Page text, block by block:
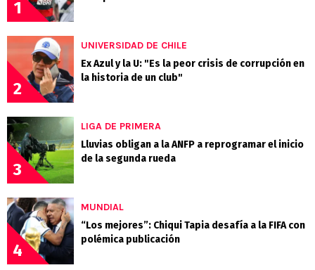
1
2
UNIVERSIDAD DE CHILE
Ex Azul y la U: "Es la peor crisis de corrupción en
la historia de un club"
3
LIGA DE PRIMERA
Lluvias obligan a la ANFP a reprogramar el inicio
de la segunda rueda
4
MUNDIAL
“Los mejores”: Chiqui Tapia desafía a la FIFA con
polémica publicación